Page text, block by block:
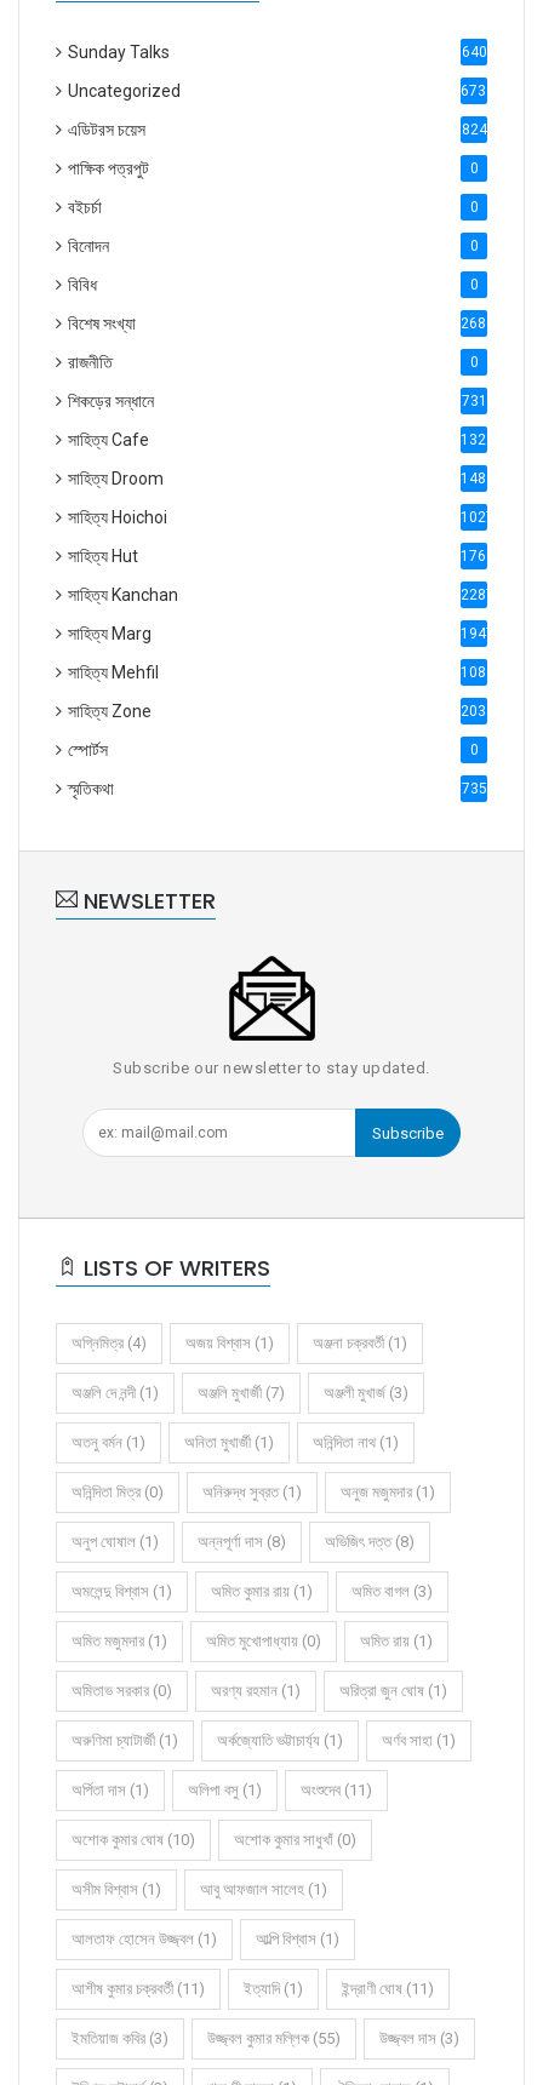
Sunday Talks 640
Uncategorized 6738
এডিটরস চয়েস 824
পাক্ষিক পত্রপুট 0
বইচর্চা 0
বিনোদন 0
বিবিধ 0
বিশেষ সংখ্যা 2686
রাজনীতি 0
শিকড়ের সন্ধানে 731
সাহিত্য Cafe 1321
সাহিত্য Droom 1488
সাহিত্য Hoichoi 1027
সাহিত্য Hut 1769
সাহিত্য Kanchan 2287
সাহিত্য Marg 1947
সাহিত্য Mehfil 1088
সাহিত্য Zone 2035
স্পোর্টস 0
স্মৃতিকথা 735
NEWSLETTER
Subscribe our newsletter to stay updated.
Subscribe
LISTS OF WRITERS
অগ্নিমিত্র (4) অজয় বিশ্বাস (1) অঞ্জনা চক্রবর্তী (1)
অঞ্জলি দে নন্দী (1) অঞ্জলি মুখার্জী (7) অঞ্জলী মুখার্জ (3)
অতনু বর্মন (1) অনিতা মুখার্জী (1) অনিন্দিতা নাথ (1)
অনিন্দিতা মিত্র (0) অনিরুদ্ধ সুব্রত (1) অনুজ মজুমদার (1)
অনুপ ঘোষাল (1) অন্নপূর্ণা দাস (8) অভিজিৎ দত্ত (8)
অমলেন্দু বিশ্বাস (1) অমিত কুমার রায় (1) অমিত বাগল (3)
অমিত মজুমদার (1) অমিত মুখোপাধ্যায় (0) অমিত রায় (1)
অমিতাভ সরকার (0) অরণ্য রহমান (1) অরিত্রা জুন ঘোষ (1)
অরুণিমা চ্যাটার্জী (1) অর্কজ্যোতি ভট্টাচার্য্য (1) অর্ণব সাহা (1)
অর্পিতা দাস (1) অলিপা বসু (1) অংশুদেব (11)
অশোক কুমার ঘোষ (10) অশোক কুমার সাধুখাঁ (0)
অসীম বিশ্বাস (1) আবু আফজাল সালেহ (1)
আলতাফ হোসেন উজ্জ্বল (1) আল্পি বিশ্বাস (1)
আশীষ কুমার চক্রবর্তী (11) ইত্যাদি (1) ইন্দ্রাণী ঘোষ (11)
ইমতিয়াজ কবির (3) উজ্জ্বল কুমার মল্লিক (55) উজ্জ্বল দাস (3)